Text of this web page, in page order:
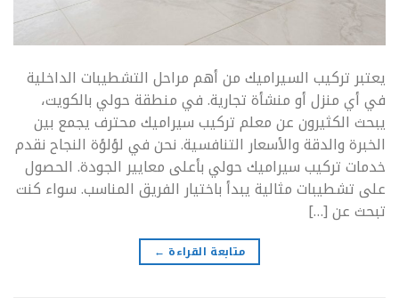
يعتبر تركيب السيراميك من أهم مراحل التشطيبات الداخلية
في أي منزل أو منشأة تجارية. في منطقة حولي بالكويت،
يبحث الكثيرون عن معلم تركيب سيراميك محترف يجمع بين
الخبرة والدقة والأسعار التنافسية. نحن في لؤلؤة النجاح نقدم
خدمات تركيب سيراميك حولي بأعلى معايير الجودة. الحصول
على تشطيبات مثالية يبدأ باختيار الفريق المناسب. سواء كنت
تبحث عن […]
متابعة القراءة ←